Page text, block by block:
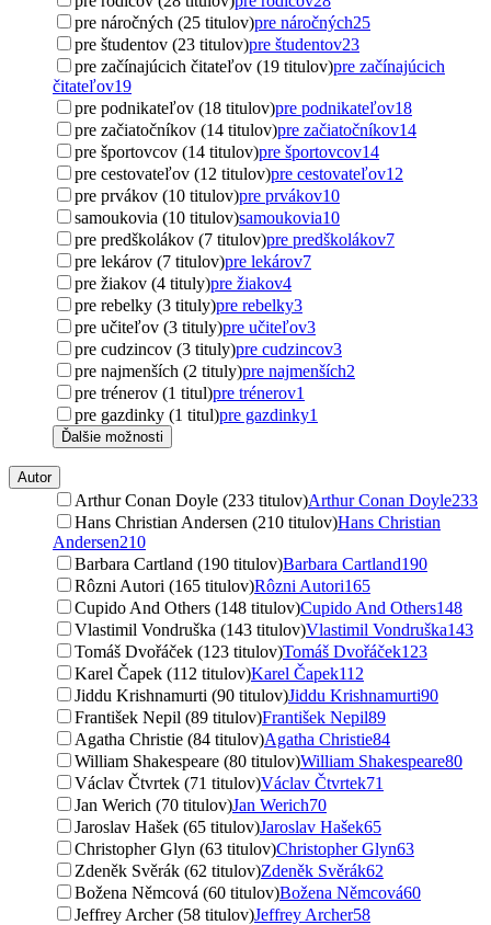
pre náročných (25 titulov)pre náročných25
pre študentov (23 titulov)pre študentov23
pre začínajúcich čitateľov (19 titulov)pre začínajúcich
čitateľov19
pre podnikateľov (18 titulov)pre podnikateľov18
pre začiatočníkov (14 titulov)pre začiatočníkov14
pre športovcov (14 titulov)pre športovcov14
pre cestovateľov (12 titulov)pre cestovateľov12
pre prvákov (10 titulov)pre prvákov10
samoukovia (10 titulov)samoukovia10
pre predškolákov (7 titulov)pre predškolákov7
pre lekárov (7 titulov)pre lekárov7
pre žiakov (4 tituly)pre žiakov4
pre rebelky (3 tituly)pre rebelky3
pre učiteľov (3 tituly)pre učiteľov3
pre cudzincov (3 tituly)pre cudzincov3
pre najmenších (2 tituly)pre najmenších2
pre trénerov (1 titul)pre trénerov1
pre gazdinky (1 titul)pre gazdinky1
Ďalšie možnosti
Autor
Arthur Conan Doyle (233 titulov)Arthur Conan Doyle233
Hans Christian Andersen (210 titulov)Hans Christian
Andersen210
Barbara Cartland (190 titulov)Barbara Cartland190
Rôzni Autori (165 titulov)Rôzni Autori165
Cupido And Others (148 titulov)Cupido And Others148
Vlastimil Vondruška (143 titulov)Vlastimil Vondruška143
Tomáš Dvořáček (123 titulov)Tomáš Dvořáček123
Karel Čapek (112 titulov)Karel Čapek112
Jiddu Krishnamurti (90 titulov)Jiddu Krishnamurti90
František Nepil (89 titulov)František Nepil89
Agatha Christie (84 titulov)Agatha Christie84
William Shakespeare (80 titulov)William Shakespeare80
Václav Čtvrtek (71 titulov)Václav Čtvrtek71
Jan Werich (70 titulov)Jan Werich70
Jaroslav Hašek (65 titulov)Jaroslav Hašek65
Christopher Glyn (63 titulov)Christopher Glyn63
Zdeněk Svěrák (62 titulov)Zdeněk Svěrák62
Božena Němcová (60 titulov)Božena Němcová60
Jeffrey Archer (58 titulov)Jeffrey Archer58